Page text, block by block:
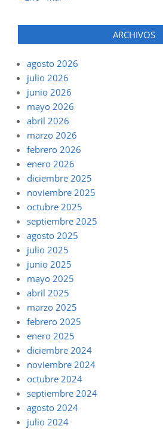
ARCHIVOS
agosto 2026
julio 2026
junio 2026
mayo 2026
abril 2026
marzo 2026
febrero 2026
enero 2026
diciembre 2025
noviembre 2025
octubre 2025
septiembre 2025
agosto 2025
julio 2025
junio 2025
mayo 2025
abril 2025
marzo 2025
febrero 2025
enero 2025
diciembre 2024
noviembre 2024
octubre 2024
septiembre 2024
agosto 2024
julio 2024